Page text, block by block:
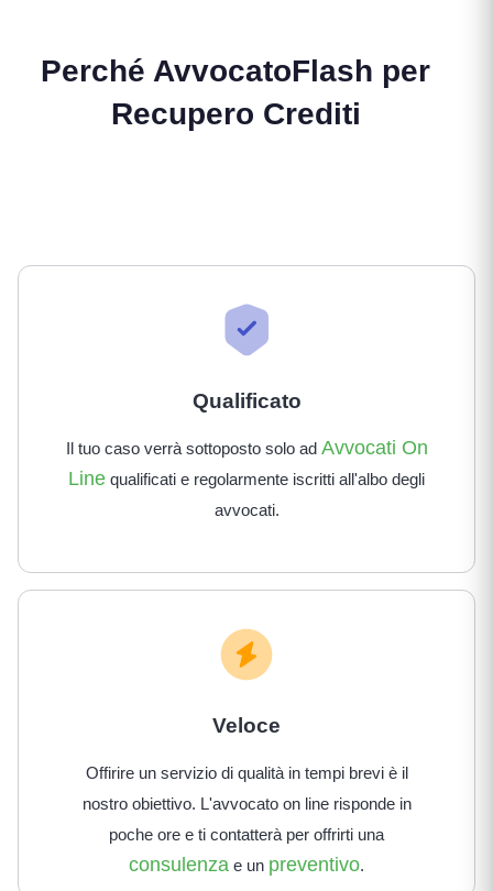
Perché AvvocatoFlash per
Recupero Crediti
Qualificato
Il tuo caso verrà sottoposto solo ad Avvocati On
Line qualificati e regolarmente iscritti all'albo degli
avvocati.
Veloce
Offirire un servizio di qualità in tempi brevi è il
nostro obiettivo. L'avvocato on line risponde in
poche ore e ti contatterà per offrirti una
consulenza e un preventivo.